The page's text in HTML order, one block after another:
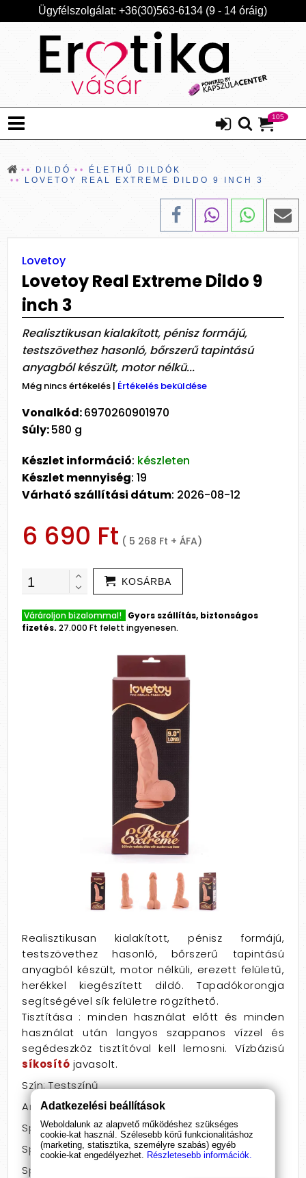
Ügyfélszolgálat: +36(30)563-6134 (9 - 14 óráig)
105
DILDÓ
ÉLETHŰ DILDÓK
LOVETOY REAL EXTREME DILDO 9 INCH 3
Lovetoy
Lovetoy Real Extreme Dildo 9
inch 3
Realisztikusan kialakított, pénisz formájú,
testszövethez hasonló, bőrszerű tapintású
anyagból készült, motor nélkü...
Még nincs értékelés | Értékelés beküldése
Vonalkód:6970260901970
Súly:580 g
Készlet információ: készleten
Készlet mennyiség: 19
Várható szállítási dátum: 2026-08-12
6 690 Ft ( 5 268 Ft + ÁFA)
KOSÁRBA
Várároljon bizalommal! Gyors szállítás, biztonságos
fizetés. 27.000 Ft felett ingyenesen.
Realisztikusan kialakított, pénisz formájú,
testszövethez hasonló, bőrszerű tapintású
anyagból készült, motor nélküli, erezett felületű,
herékkel kiegészített dildó. Tapadókorongja
segítségével sík felületre rögzíthető.
Tisztítása : minden használat előtt és minden
használat után langyos szappanos vízzel és
segédeszköz tisztítóval kell lemosni. Vízbázisú
síkosító javasolt.
Szín: Testszínű
Anyag: PVC
Speciális jellemző: herés
Speciális jellemző: letapasztható
Speciális jellemző: vízálló
Adatkezelési beállítások
Weboldalunk az alapvető működéshez szükséges
cookie-kat használ. Szélesebb körű funkcionalitáshoz
(marketing, statisztika, személyre szabás) egyéb
cookie-kat engedélyezhet. Részletesebb információk.